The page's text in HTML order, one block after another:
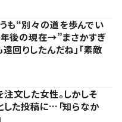
も“別々の道を歩んでい
年後の現在→”まさかすぎ
回りしたんだね」「素敵
文した女性。しかしそ
した投稿に…「知らなか